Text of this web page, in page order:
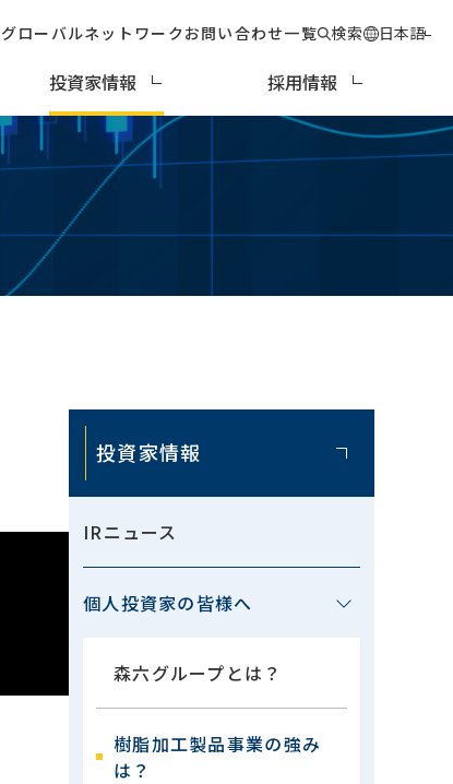
投資家情報 採用情報
グローバルネットワークお問い合わせ一覧 検索 日本語
投資家情報
IRニュース
個人投資家の皆様へ
森六グループとは？
樹脂加工製品事業の強み
は？